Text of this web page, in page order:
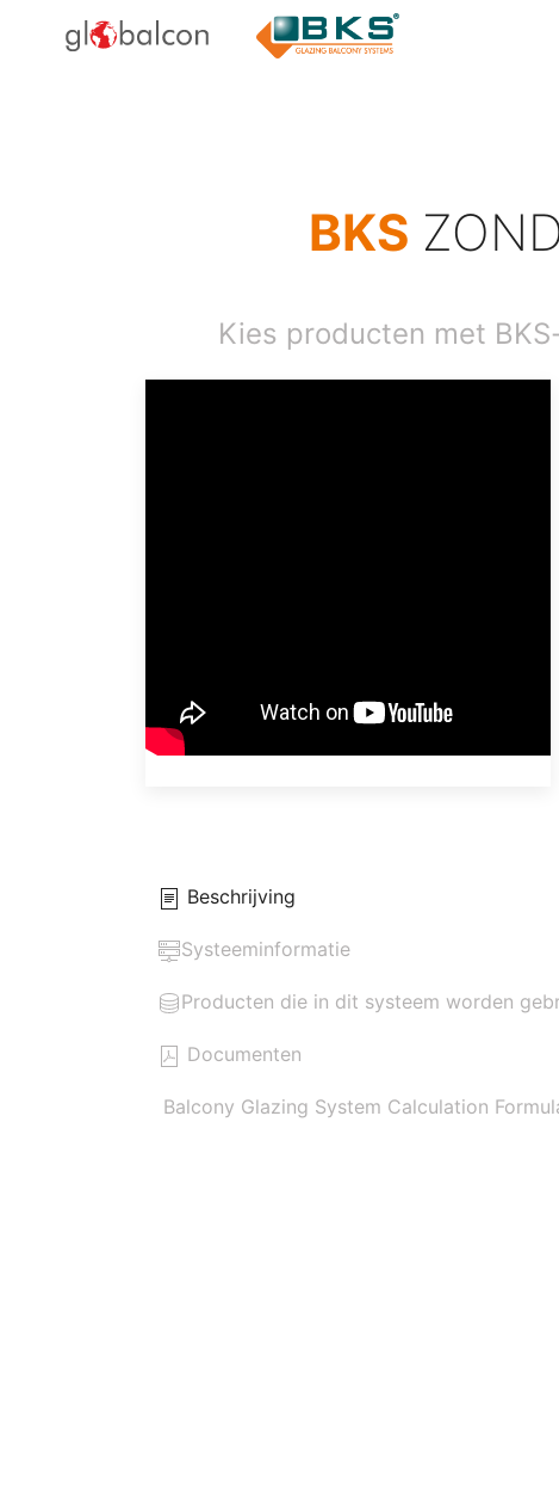
BKS
Kies producten met
Beschrijving
Systeeminformatie
Producten die in dit systeem worden
Documenten
Balcony Glazing System Calculation